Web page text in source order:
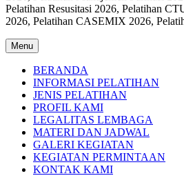
Pelatihan Resusitasi 2026, Pelatihan
2026, Pelatihan CASEMIX 2026,
Menu
BERANDA
INFORMASI PELATIHAN
JENIS PELATIHAN
PROFIL KAMI
LEGALITAS LEMBAGA
MATERI DAN JADWAL
GALERI KEGIATAN
KEGIATAN PERMINTAAN
KONTAK KAMI